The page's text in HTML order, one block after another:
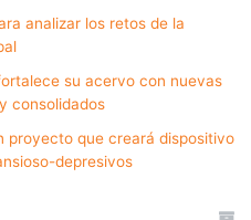
analizar los retos de la
su acervo con nuevas
consolidados
proyecto que creará dispositivo
depresivos